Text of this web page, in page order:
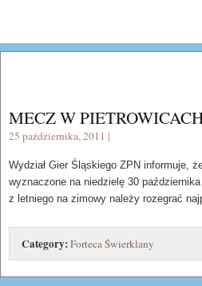
MECZ W
25 października, 2011 |
Wydział Gier Śląskiego ZPN informuje,
wyznaczone na niedzielę 30
z letniego na zimowy należy rozegrać
Category:Forteca Świerklany